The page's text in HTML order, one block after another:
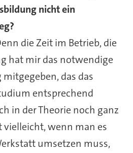
nicht ein
die Zeit im Betrieb, die
hat mir das notwendige
das das
entsprechend
in der Theorie noch ganz
wenn man es
umsetzen muss,